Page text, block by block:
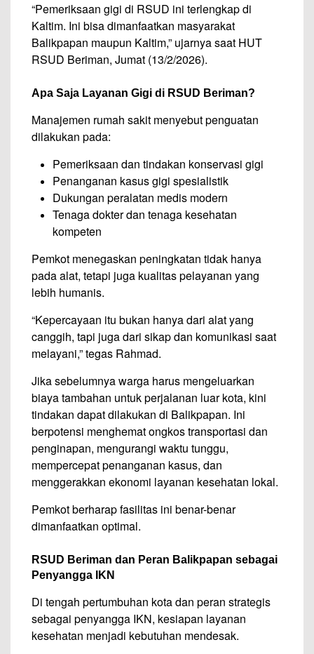
“Pemeriksaan gigi di RSUD ini terlengkap di
Kaltim. Ini bisa dimanfaatkan masyarakat
Balikpapan maupun Kaltim,” ujarnya saat HUT
RSUD Beriman, Jumat (13/2/2026).
Apa Saja Layanan Gigi di RSUD Beriman?
Manajemen rumah sakit menyebut penguatan
dilakukan pada:
Pemeriksaan dan tindakan konservasi gigi
Penanganan kasus gigi spesialistik
Dukungan peralatan medis modern
Tenaga dokter dan tenaga kesehatan
kompeten
Pemkot menegaskan peningkatan tidak hanya
pada alat, tetapi juga kualitas pelayanan yang
lebih humanis.
“Kepercayaan itu bukan hanya dari alat yang
canggih, tapi juga dari sikap dan komunikasi saat
melayani,” tegas Rahmad.
Jika sebelumnya warga harus mengeluarkan
biaya tambahan untuk perjalanan luar kota, kini
tindakan dapat dilakukan di Balikpapan. Ini
berpotensi menghemat ongkos transportasi dan
penginapan, mengurangi waktu tunggu,
mempercepat penanganan kasus, dan
menggerakkan ekonomi layanan kesehatan lokal.
Pemkot berharap fasilitas ini benar-benar
dimanfaatkan optimal.
RSUD Beriman dan Peran Balikpapan sebagai
Penyangga IKN
Di tengah pertumbuhan kota dan peran strategis
sebagai penyangga IKN, kesiapan layanan
kesehatan menjadi kebutuhan mendesak.